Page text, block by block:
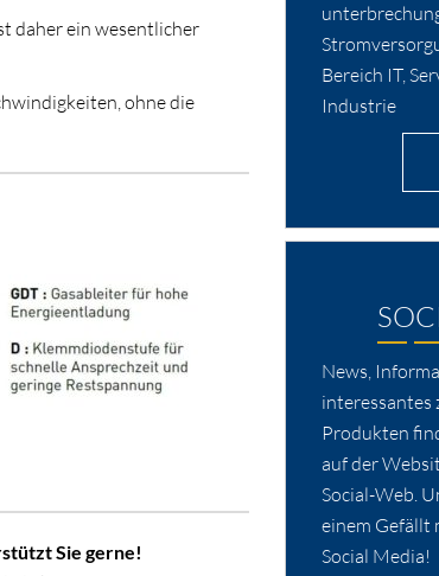
daher ein wesentlicher
ohne die
Sie gerne!
Bereich IT,
Industrie
News,
interessantes
Produkten
auf der
Social-Web.
einem Gefällt
Social Media!